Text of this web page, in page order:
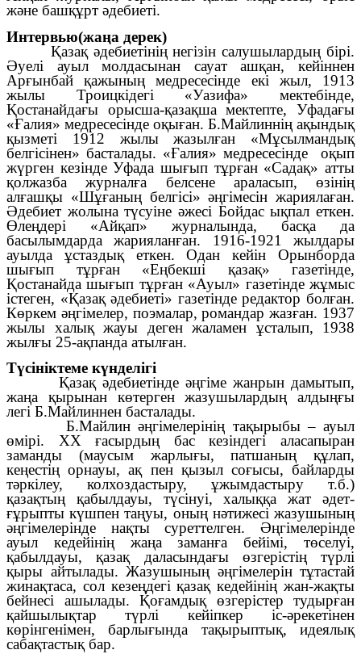
және башқұрт әдебиеті.
Интервью(жаңа дерек)
Қазақ әдебиетінің негізін салушылардың бірі.
Әуелі ауыл молдасынан сауат ашқан, кейіннен
Арғынбай қажының медресесінде екі жыл, 1913
жылы Троицкідегі «Уазифа» мектебінде,
Қостанайдағы орысша-қазақша мектепте, Уфадағы
«Ғалия» медресесінде оқыған. Б.Майлиннің ақындық
қызметі 1912 жылы жазылған «Мұсылмандық
белгісінен» басталады. «Ғалия» медресесінде оқып
жүрген кезінде Уфада шығып тұрған «Садақ» атты
қолжазба журналға белсене араласып, өзінің
алғашқы «Шұғаның белгісі» әңгімесін жариялаған.
Әдебиет жолына түсуіне әжесі Бойдас ықпал еткен.
Өлеңдері «Айқап» журналында, басқа да
басылымдарда жарияланған. 1916-1921 жылдары
ауылда ұстаздық еткен. Одан кейін Орынборда
шығып тұрған «Еңбекші қазақ» газетінде,
Қостанайда шығып тұрған «Ауыл» газетінде жұмыс
істеген, «Қазақ әдебиеті» газетінде редактор болған.
Көркем әңгімелер, поэмалар, романдар жазған. 1937
жылы халық жауы деген жаламен ұсталып, 1938
жылғы 25-ақпанда атылған.
Түсініктеме күнделігі
Қазақ әдебиетінде әңгіме жанрын дамытып,
жаңа қырынан көтерген жазушылардың алдыңғы
легі Б.Майлиннен басталады.
Б.Майлин әңгімелерінің тақырыбы – ауыл
өмірі. ХХ ғасырдың бас кезіндегі аласапыран
заманды (маусым жарлығы, патшаның құлап,
кеңестің орнауы, ақ пен қызыл соғысы, байларды
тәркілеу, колхоздастыру, ұжымдастыру т.б.)
қазақтың қабылдауы, түсінуі, халыққа жат әдет-
ғұрыпты күшпен таңуы, оның нәтижесі жазушының
әңгімелерінде нақты суреттелген. Әңгімелерінде
ауыл кедейінің жаңа заманға бейімі, төселуі,
қабылдауы, қазақ даласындағы өзгерістің түрлі
қыры айтылады. Жазушының әңгімелерін тұтастай
жинақтаса, сол кезеңдегі қазақ кедейінің жан-жақты
бейнесі ашылады. Қоғамдық өзгерістер тудырған
қайшылықтар түрлі кейіпкер іс-әрекетінен
көрінгенімен, барлығында тақырыптық, идеялық
сабақтастық бар.